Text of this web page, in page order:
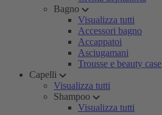
Bagno
Visualizza tutti
Accessori bagno
Accappatoi
Asciugamani
Trousse e beauty case
Capelli
Visualizza tutti
Shampoo
Visualizza tutti